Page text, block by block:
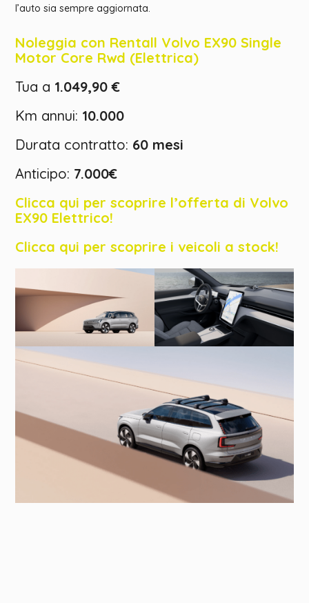
l’auto sia sempre aggiornata.
Noleggia con Rentall Volvo EX90 Single
Motor Core Rwd (Elettrica)
Tua a 1.049,90 €
Km annui: 10.000
Durata contratto: 60 mesi
Anticipo: 7.000€
Clicca qui per scoprire l’offerta di Volvo
EX90 Elettrico!
Clicca qui per scoprire i veicoli a stock!